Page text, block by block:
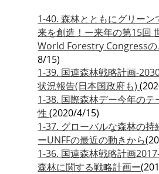
1-40. 森林とともにグリー
来を創造！ー来年の第15回
World Forestry Congress
8/15)
1-39. 国連森林戦略計画-
状況報告(日本国政府も)
1-38. 国際森林デー今年の
性(2020/4/15)
1-37. グローバルな森林の
ーUNFFの最近の動きから
1-36. 国連森林戦略計画
森林に関する戦略計画ー